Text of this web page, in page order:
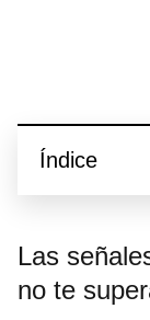
Índice
Las
no te